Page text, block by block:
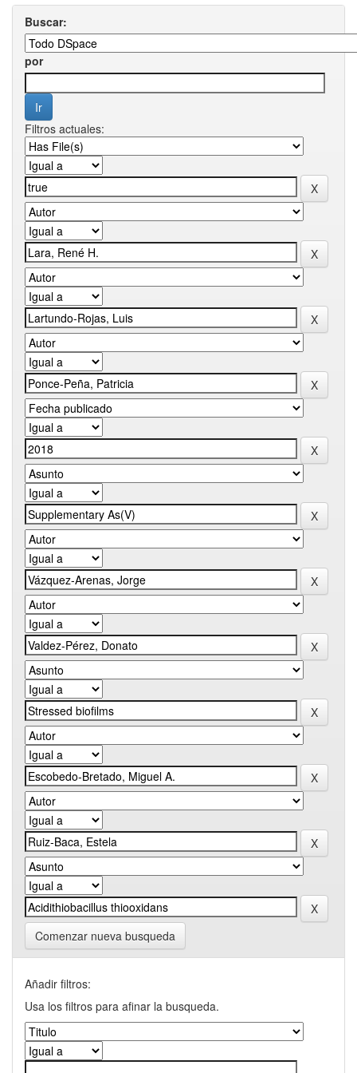
Buscar:
por
Filtros actuales:
Comenzar nueva busqueda
Añadir filtros:
Usa los filtros para afinar la busqueda.